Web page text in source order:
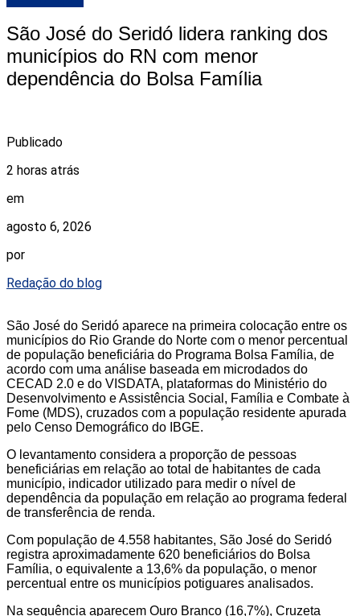
São José do Seridó lidera ranking dos
municípios do RN com menor
dependência do Bolsa Família
Publicado
2 horas atrás
em
agosto 6, 2026
por
Redação do blog
São José do Seridó aparece na primeira colocação entre os
municípios do Rio Grande do Norte com o menor percentual
de população beneficiária do Programa Bolsa Família, de
acordo com uma análise baseada em microdados do
CECAD 2.0 e do VISDATA, plataformas do Ministério do
Desenvolvimento e Assistência Social, Família e Combate à
Fome (MDS), cruzados com a população residente apurada
pelo Censo Demográfico do IBGE.
O levantamento considera a proporção de pessoas
beneficiárias em relação ao total de habitantes de cada
município, indicador utilizado para medir o nível de
dependência da população em relação ao programa federal
de transferência de renda.
Com população de 4.558 habitantes, São José do Seridó
registra aproximadamente 620 beneficiários do Bolsa
Família, o equivalente a 13,6% da população, o menor
percentual entre os municípios potiguares analisados.
Na sequência aparecem Ouro Branco (16,7%), Cruzeta